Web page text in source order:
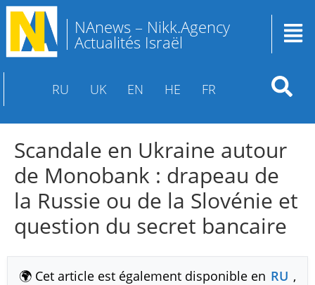
NAnews – Nikk.Agency
Actualités Israël
RU UK EN HE FR
Scandale en Ukraine autour
de Monobank : drapeau de
la Russie ou de la Slovénie et
question du secret bancaire
🌍 Cet article est également disponible en RU ,